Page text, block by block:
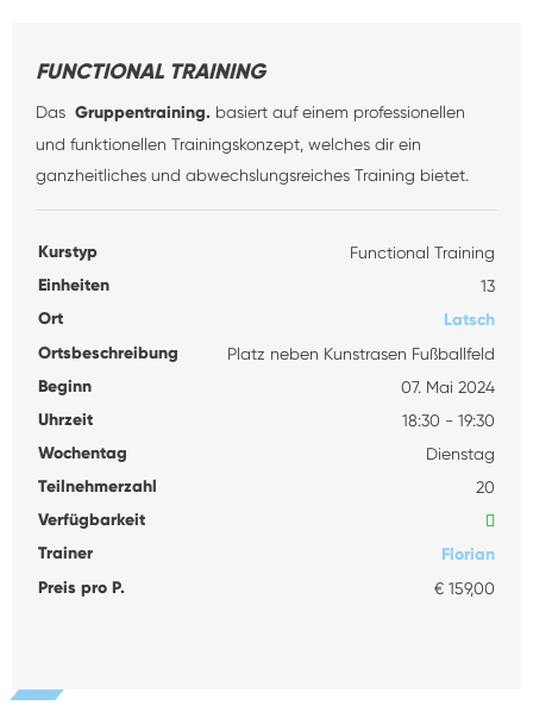
FUNCTIONAL TRAINING
Das Gruppentraining. basiert auf einem professionellen
und funktionellen Trainingskonzept, welches dir ein
ganzheitliches und abwechslungsreiches Training bietet.
Kurstyp Functional Training
Einheiten 13
Ort
Latsch
Ortsbeschreibung
Platz neben Kunstrasen Fußballfeld
Beginn 07. Mai 2024
Uhrzeit 18:30 - 19:30
Wochentag Dienstag
Teilnehmerzahl 20
Verfügbarkeit
Trainer
Florian
Preis pro P.
€ 159,00